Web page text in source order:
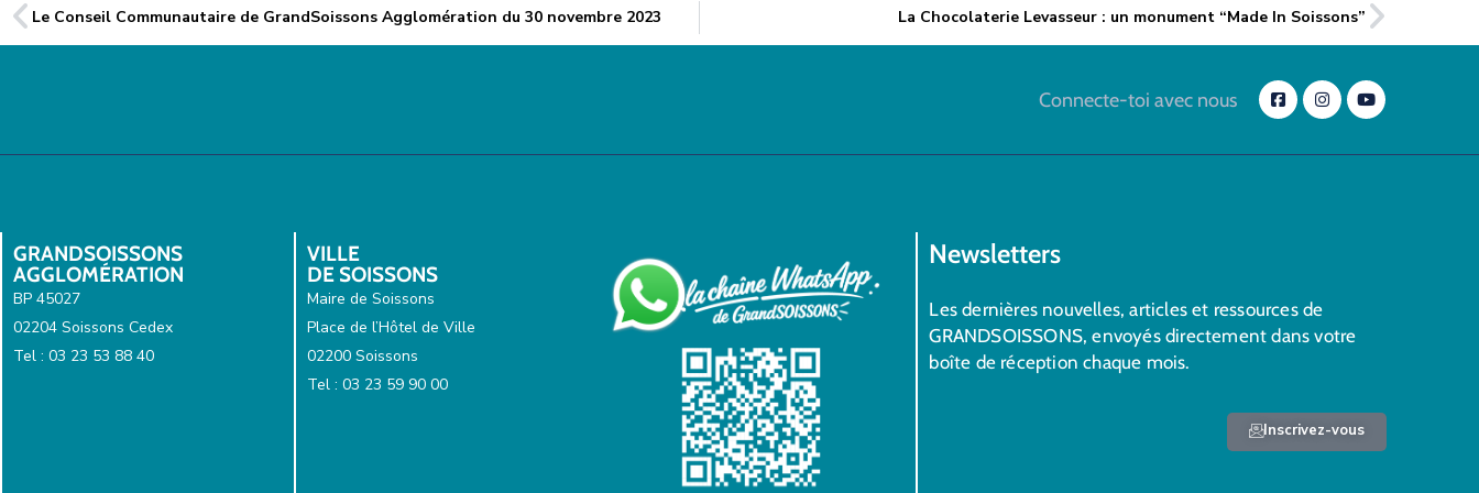
Le Conseil Communautaire de GrandSoissons Agglomération du 30 novembre 2023 La Chocolaterie Levasseur : un monument “Made In Soissons”
Connecte-toi avec nous
GRANDSOISSONS
AGGLOMÉRATION
BP 45027
02204 Soissons Cedex
Tel : 03 23 53 88 40
VILLE
DE SOISSONS
Maire de Soissons
Place de l’Hôtel de Ville
02200 Soissons
Tel : 03 23 59 90 00
Newsletters
Les dernières nouvelles, articles et ressources de
GRANDSOISSONS, envoyés directement dans votre
boîte de réception chaque mois.
Inscrivez-vous